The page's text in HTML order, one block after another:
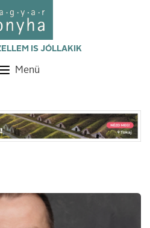
IS JÓLLAKIK
Toggle
Menü